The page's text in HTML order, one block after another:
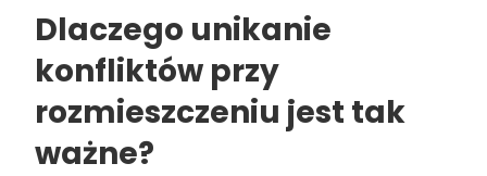
Dlaczego unikanie
konfliktów przy
rozmieszczeniu jest tak
ważne?